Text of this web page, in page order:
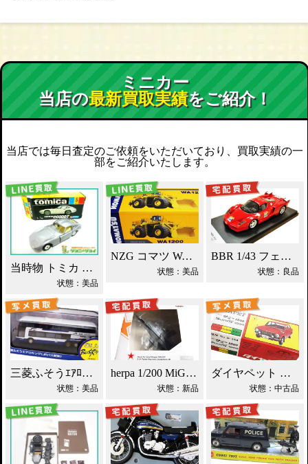
ミニカー
当店の最新買取実績をご紹介！
当店では毎日査定のご依頼をいただいており、買取実績の一
部をご紹介いたします。
当時物 トミカ トヨタ 2000GT 黒箱 日本製 買取！
状態：美品
NZG コマツ WA1200 ホイールローダー買取！
状態：美品
BBR 1/43 フェラーリ エンツォ ミニカー買取！
状態：良品
三菱ふそうｴｱﾛｷﾝｸﾞ JRﾊﾞｽ関東 ミニカー買取！
状態：美品
herpa 1/200 MiG-25P ソ連防空軍 買取！
状態：新品
ダイヤペット ダットサン サニー ミニカー買取！
状態：中古品